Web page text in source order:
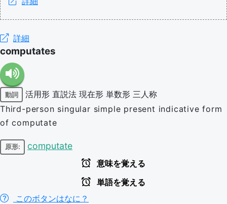
詳細
computates
動詞 活用形 直説法 現在形 単数形 三人称
Third-person singular simple present indicative form
of computate
原形: computate
意味を覚える
単語を覚える
このボタンはなに？